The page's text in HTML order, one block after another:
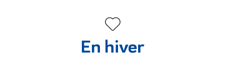
En hiver